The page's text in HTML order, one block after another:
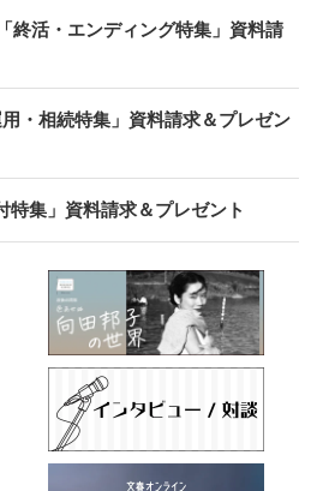
終活・エンディング特集」資料請
・相続特集」資料請求＆プレゼン
特集」資料請求＆プレゼント